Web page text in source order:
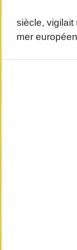
siècle, vigilait
mer